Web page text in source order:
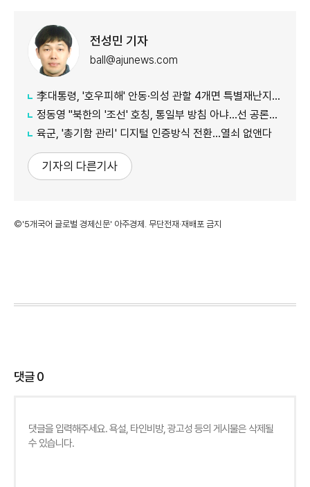
전성민 기자
ball@ajunews.com
李대통령, '호우피해' 안동·의성 관할 4개면 특별재난지역 선포
정동영 "북한의 '조선' 호칭, 통일부 방침 아냐...선 공론화 먼저"
육군, '총기함 관리' 디지털 인증방식 전환…열쇠 없앤다
기자의 다른기사
©'5개국어 글로벌 경제신문' 아주경제. 무단전재·재배포 금지
댓글0